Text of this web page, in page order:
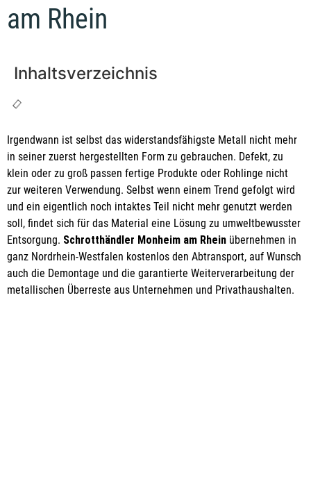
am Rhein
Inhaltsverzeichnis
Irgendwann ist selbst das widerstandsfähigste Metall nicht mehr
in seiner zuerst hergestellten Form zu gebrauchen. Defekt, zu
klein oder zu groß passen fertige Produkte oder Rohlinge nicht
zur weiteren Verwendung. Selbst wenn einem Trend gefolgt wird
und ein eigentlich noch intaktes Teil nicht mehr genutzt werden
soll, findet sich für das Material eine Lösung zu umweltbewusster
Entsorgung. Schrotthändler Monheim am Rhein übernehmen in
ganz Nordrhein-Westfalen kostenlos den Abtransport, auf Wunsch
auch die Demontage und die garantierte Weiterverarbeitung der
metallischen Überreste aus Unternehmen und Privathaushalten.